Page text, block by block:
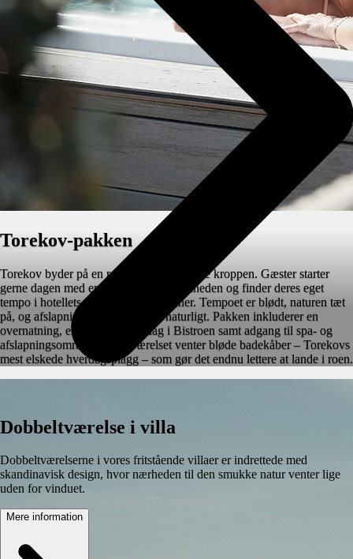
Torekov-pakken
Torekov byder på en ro, der mærkes i hele kroppen. Gæster starter
gerne dagen med en dukkert, nyder stilheden og finder deres eget
tempo i hotellets spa og varme bassiner. Tempoet er blødt, naturen tæt
på, og afslapningen kommer helt naturligt. Pakken inkluderer en
overnatning, en to-retters middag i Bistroen samt adgang til spa- og
afslapningsområderne. På værelset venter bløde badekåber – Torekovs
mest elskede hverdagsplagg – som gør det endnu lettere at lande i roen.
Dobbeltværelse i villa
Dobbeltværelserne i vores fritstående villaer er indrettede med
skandinavisk design, hvor nærheden til den smukke natur venter lige
uden for vinduet.
Mere information